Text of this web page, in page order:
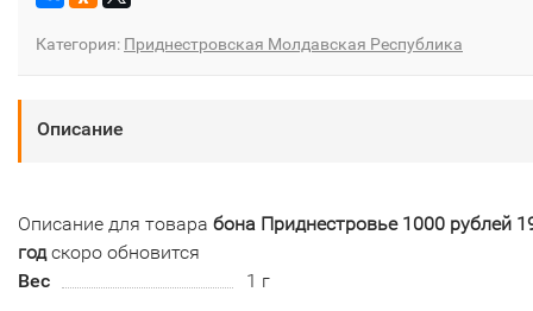
Категория: Приднестровская Молдавская Республика
Описание
Описание для товара бона Приднестровье 1000 рублей
годскоро обновится
Вес
1 г